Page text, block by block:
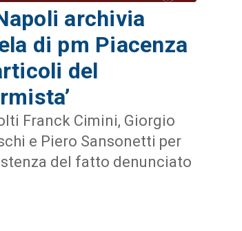
archivia
di pm Piacenza
del
Franck Cimini, Giorgio
e Piero Sansonetti per
del fatto denunciato